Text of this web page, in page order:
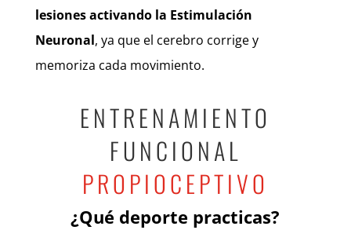
lesiones activando la Estimulación
Neuronal, ya que el cerebro corrige y
memoriza cada movimiento.
ENTRENAMIENTO
FUNCIONAL
PROPIOCEPTIVO
¿Qué deporte practicas?